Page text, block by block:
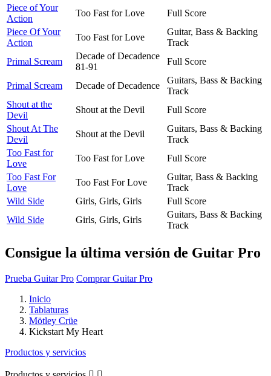
Piece of Your
Action
Too Fast for Love
Full Score
Piece Of Your
Action
Too Fast for Love
Guitar, Bass & Backing
Track
Primal Scream
Decade of Decadence
81-91
Full Score
Primal Scream Decade of Decadence
Guitars, Bass & Backing
Track
Shout at the
Devil
Shout at the Devil
Full Score
Shout At The
Devil
Shout at the Devil
Guitars, Bass & Backing
Track
Too Fast for
Love
Too Fast for Love
Full Score
Too Fast For
Love
Too Fast For Love
Guitar, Bass & Backing
Track
Wild Side
Girls, Girls, Girls
Full Score
Wild Side
Girls, Girls, Girls
Guitars, Bass & Backing
Track
Consigue la última versión de Guitar Pro
Prueba Guitar Pro Comprar Guitar Pro
Inicio
Tablaturas
Mötley Crüe
Kickstart My Heart
Productos y servicios